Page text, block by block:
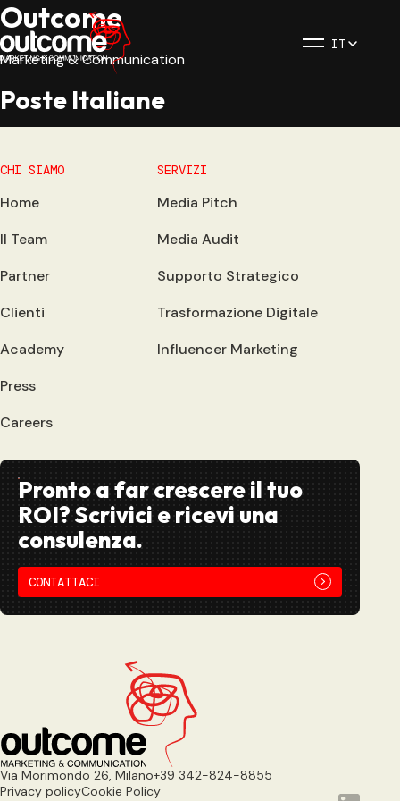
IT
Outcome
Marketing & Communication
Poste Italiane
CHI SIAMO
Home
Il Team
Partner
Clienti
Academy
Press
Careers
SERVIZI
Media Pitch
Media Audit
Supporto Strategico
Trasformazione Digitale
Influencer Marketing
Pronto a far crescere il tuo
ROI? Scrivici e ricevi una
consulenza.
CONTATTACI
Via Morimondo 26, Milano+39 342-824-8855
Privacy policyCookie Policy